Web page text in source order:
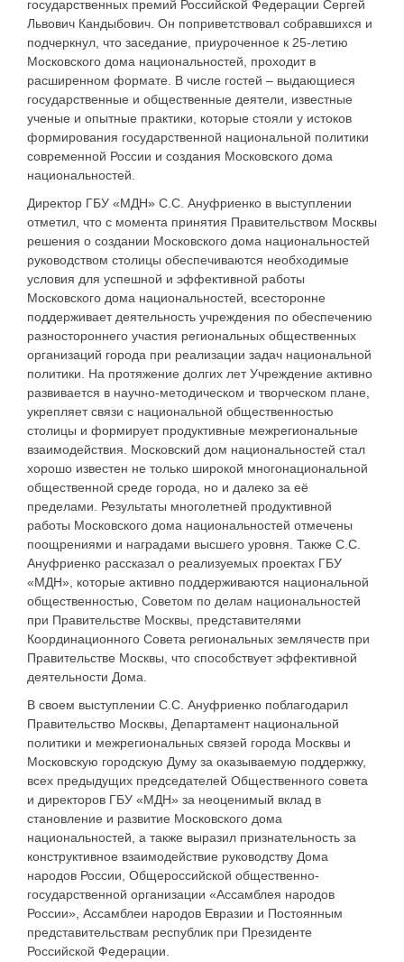
государственных премий Российской Федерации Сергей
Львович Кандыбович. Он поприветствовал собравшихся и
подчеркнул, что заседание, приуроченное к 25-летию
Московского дома национальностей, проходит в
расширенном формате. В числе гостей – выдающиеся
государственные и общественные деятели, известные
ученые и опытные практики, которые стояли у истоков
формирования государственной национальной политики
современной России и создания Московского дома
национальностей.
Директор ГБУ «МДН» С.С. Ануфриенко в выступлении
отметил, что с момента принятия Правительством Москвы
решения о создании Московского дома национальностей
руководством столицы обеспечиваются необходимые
условия для успешной и эффективной работы
Московского дома национальностей, всесторонне
поддерживает деятельность учреждения по обеспечению
разностороннего участия региональных общественных
организаций города при реализации задач национальной
политики. На протяжение долгих лет Учреждение активно
развивается в научно-методическом и творческом плане,
укрепляет связи с национальной общественностью
столицы и формирует продуктивные межрегиональные
взаимодействия. Московский дом национальностей стал
хорошо известен не только широкой многонациональной
общественной среде города, но и далеко за её
пределами. Результаты многолетней продуктивной
работы Московского дома национальностей отмечены
поощрениями и наградами высшего уровня. Также С.С.
Ануфриенко рассказал о реализуемых проектах ГБУ
«МДН», которые активно поддерживаются национальной
общественностью, Советом по делам национальностей
при Правительстве Москвы, представителями
Координационного Совета региональных землячеств при
Правительстве Москвы, что способствует эффективной
деятельности Дома.
В своем выступлении С.С. Ануфриенко поблагодарил
Правительство Москвы, Департамент национальной
политики и межрегиональных связей города Москвы и
Московскую городскую Думу за оказываемую поддержку,
всех предыдущих председателей Общественного совета
и директоров ГБУ «МДН» за неоценимый вклад в
становление и развитие Московского дома
национальностей, а также выразил признательность за
конструктивное взаимодействие руководству Дома
народов России, Общероссийской общественно-
государственной организации «Ассамблея народов
России», Ассамблеи народов Евразии и Постоянным
представительствам республик при Президенте
Российской Федерации.